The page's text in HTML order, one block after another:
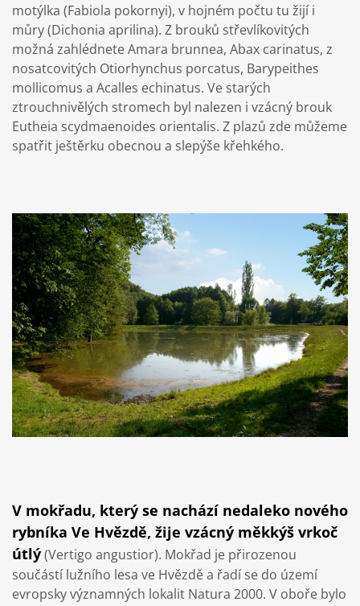
motýlka (Fabiola pokornyi), v hojném počtu tu žijí i
můry (Dichonia aprilina). Z brouků střevlíkovitých
možná zahlédnete Amara brunnea, Abax carinatus, z
nosatcovitých Otiorhynchus porcatus, Barypeithes
mollicomus a Acalles echinatus. Ve starých
ztrouchnivělých stromech byl nalezen i vzácný brouk
Eutheia scydmaenoides orientalis. Z plazů zde můžeme
spatřit ještěrku obecnou a slepýše křehkého.
V mokřadu, který se nachází nedaleko nového
rybníka Ve Hvězdě, žije vzácný měkkýš vrkoč
útlý(Vertigo angustior). Mokřad je přirozenou
součástí lužního lesa ve Hvězdě a řadí se do území
evropsky významných lokalit Natura 2000. V oboře bylo